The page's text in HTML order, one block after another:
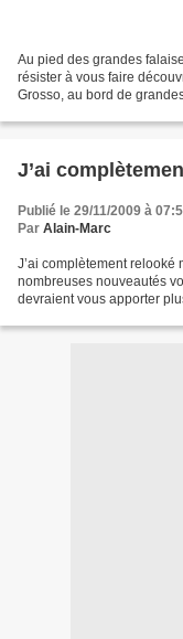
Au pied des grandes
résister à vous faire
Grosso, au bord de
J’ai
Publié le 29/11/2009 à
Par Alain-Marc
J’ai complètement relooké
nombreuses nouveautés
devraient vous apporter